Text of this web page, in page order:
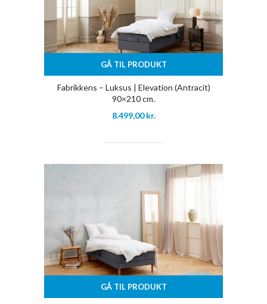
GÅ TIL PRODUKT
Fabrikkens – Luksus | Elevation (Antracit)
90×210 cm.
8.499,00kr.
GÅ TIL PRODUKT